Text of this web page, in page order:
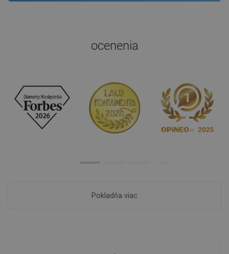
ocenenia
Pokladňa viac